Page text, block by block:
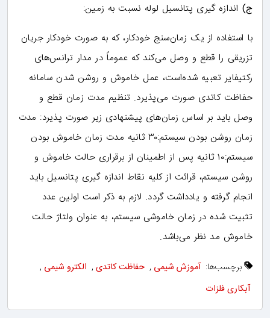
ج) اندازه گیری پتانسیل لوله نسبت به زمین:
با استفاده از یک زمان‌سنج خودکار، که به صورت خودکار جریان
تزریقی را قطع و وصل می‌کند که عموماً در مدار ترانس‌های
رکتیفایر تعبیه شده‌است، عمل خاموش و روشن شدن سامانه
حفاظت کاتدی صورت می‌پذیرد. تنظیم مدت زمان قطع و
وصل باید بر اساس زمان‌های پیشنهادی زیر صورت پذیرد: مدت
زمان روشن بودن سیستم:۳۰ ثانیه مدت زمان خاموش بودن
سیستم:۱۰ ثانیه پس از اطمینان از برقراری حالت خاموش و
روشن سیستم، قرائت از کلیه نقاط اندازه گیری پتانسیل باید
انجام گرفته و یادداشت گردد. لازم به ذکر است اولین عدد
تثبیت شده در زمان خاموشی سیستم، به عنوان ولتاژ حالت
خاموش مد نظر می‌باشد.
برچسب‌ها: آموزش شیمی , حفاظت کاتدی , الکترو شیمی ,
آبکاری فلزات